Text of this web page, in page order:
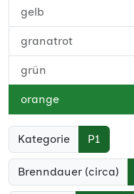
gelb
granatrot
grün
orange
pink
rot
schwarz
Kategorie P1
Brenndauer (circa)